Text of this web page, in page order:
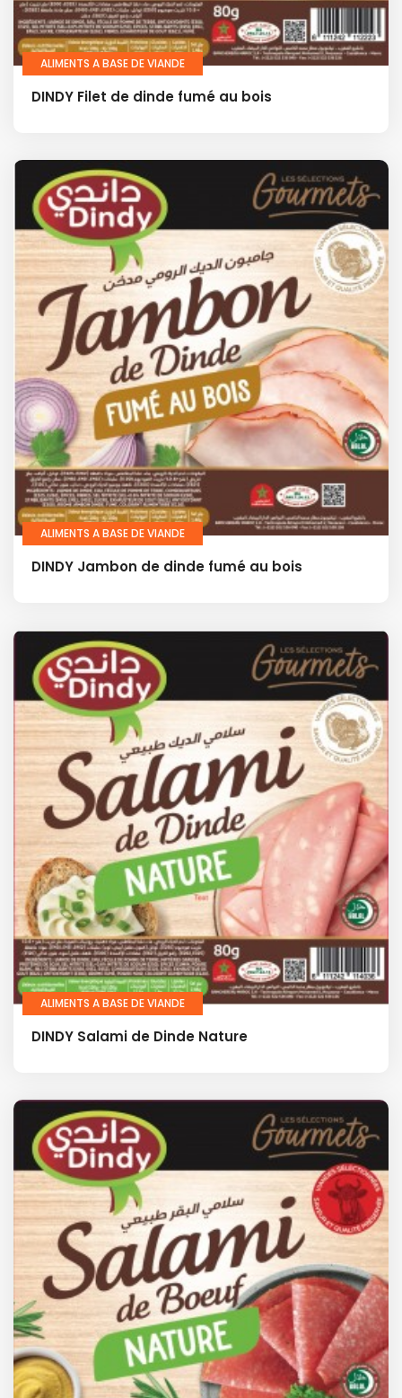
ALIMENTS A BASE DE VIANDE
DINDY Filet de dinde fumé au bois
ALIMENTS A BASE DE VIANDE
DINDY Jambon de dinde fumé au bois
ALIMENTS A BASE DE VIANDE
DINDY Salami de Dinde Nature